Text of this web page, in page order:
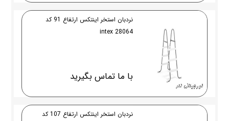
نردبان استخر اینتکس ارتفاع 91 کد
28064 intex
با ما تماس بگیرید
نردبان استخر اینتکس ارتفاع 107 کد